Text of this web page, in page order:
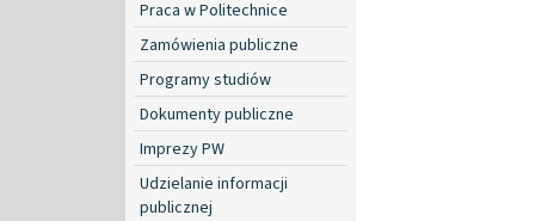
Praca w Politechnice
Zamówienia publiczne
Programy studiów
Dokumenty publiczne
Imprezy PW
Udzielanie informacji
publicznej